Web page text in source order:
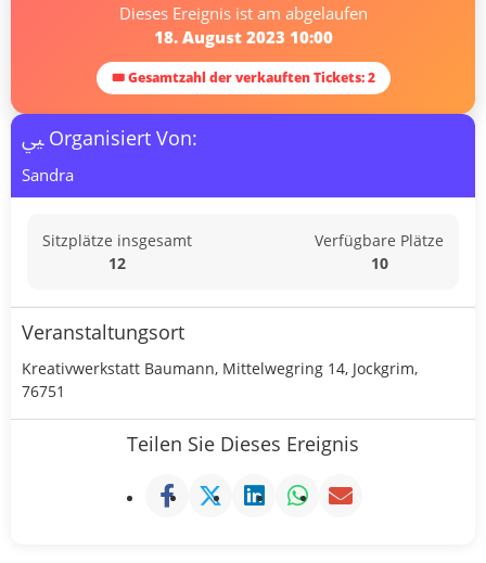
Dieses Ereignis ist am abgelaufen
18. August 2023 10:00
🎟 Gesamtzahl der verkauften Tickets: 2
Organisiert Von:
Sandra
Sitzplätze insgesamt
12
Verfügbare Plätze
10
Veranstaltungsort
Kreativwerkstatt Baumann, Mittelwegring 14, Jockgrim,
76751
Teilen Sie Dieses Ereignis